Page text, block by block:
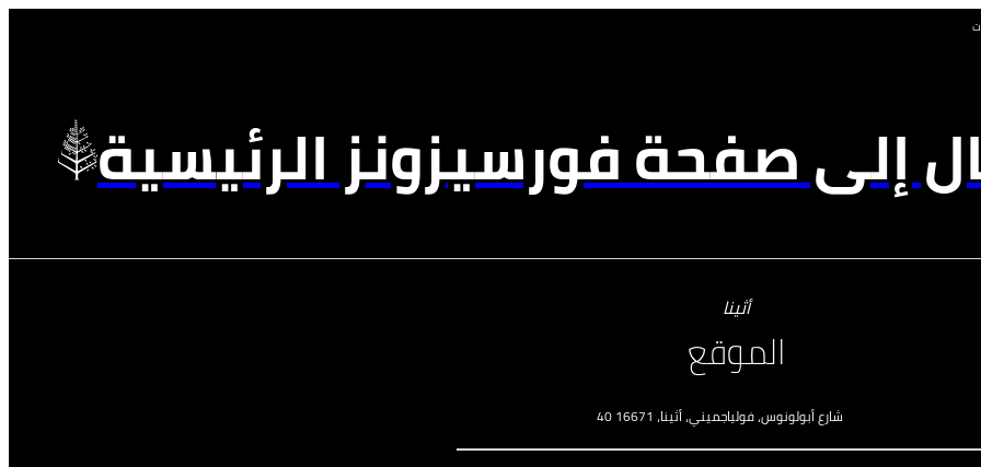
إلى صفحة فورسيزونز الرئيسية
أثينا
الموقع
40 شارع أبولونوس، فولياجميني، أثينا، 16671